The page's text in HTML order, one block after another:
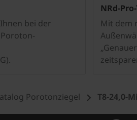
bei der
NRd-
Mit dem
Porotonziegel T8-24,0-